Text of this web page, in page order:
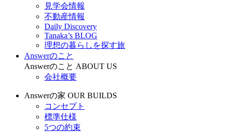
見学会情報
不動産情報
Daily Discovery
Tanaka’s BLOG
理想の暮らしを探す旅
Answerのこと
Answerのこと ABOUT US
会社概要
Answerの家 OUR BUILDS
コンセプト
標準仕様
5つの約束